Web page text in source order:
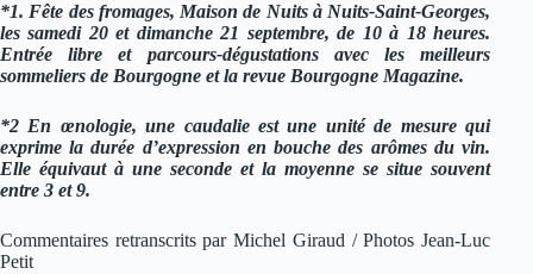
*1. Fête des fromages, Maison de Nuits à Nuits-Saint-Georges,
les samedi 20 et dimanche 21 septembre, de 10 à 18 heures.
Entrée libre et parcours-dégustations avec les meilleurs
sommeliers de Bourgogne et la revue Bourgogne Magazine.
*2 En œnologie, une caudalie est une unité de mesure qui
exprime la durée d’expression en bouche des arômes du vin.
Elle équivaut à une seconde et la moyenne se situe souvent
entre 3 et 9.
Commentaires retranscrits par Michel Giraud / Photos Jean-Luc
Petit